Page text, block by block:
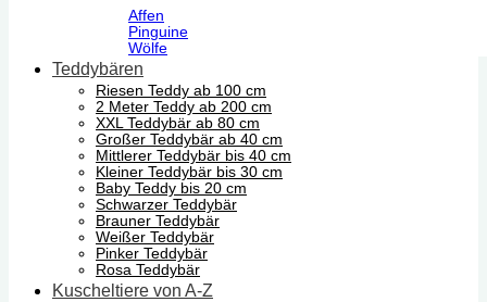
Affen
Pinguine
Wölfe
Teddybären
Riesen Teddy ab 100 cm
2 Meter Teddy ab 200 cm
XXL Teddybär ab 80 cm
Großer Teddybär ab 40 cm
Mittlerer Teddybär bis 40 cm
Kleiner Teddybär bis 30 cm
Baby Teddy bis 20 cm
Schwarzer Teddybär
Brauner Teddybär
Weißer Teddybär
Pinker Teddybär
Rosa Teddybär
Kuscheltiere von A-Z